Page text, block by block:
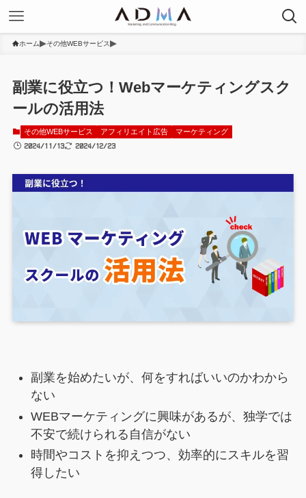
ホーム その他WEBサービス
副業に役立つ！Webマーケティングスク
ールの活用法
その他WEBサービス アフィリエイト広告 マーケティング
2024/11/13 2024/12/23
副業を始めたいが、何をすればいいのかわから
ない
WEBマーケティングに興味があるが、独学では
不安で続けられる自信がない
時間やコストを抑えつつ、効率的にスキルを習
得したい